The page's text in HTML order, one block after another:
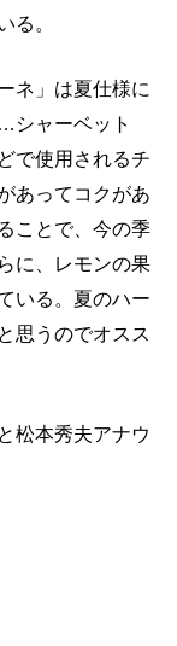
る。
ネ」は夏仕様に
シャーベット
で使用されるチ
あってコクがあ
ことで、今の季
に、レモンの果
いる。夏のハー
思うのでオスス
松本秀夫アナウ